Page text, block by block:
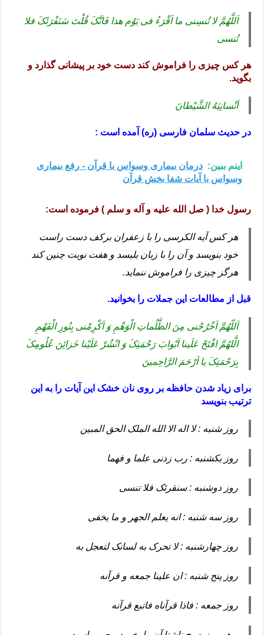
اَللَّهُمَّ لا تُنسِنی ما اَقْرَءُ فی یَوْم هذا فَانَّکَ قُلْتَ سَنَفْرَئَکَ فلا
تُنسی
هر کس چیزی را فراموش کند دست خود بر پیشانی گذارد و
بگوید.
اَنْسانِیَهُ الشَّیْطانَ
در حدیث سلمان فارسی (ره) آمده است :
اینم ببین: درمان بیماری وسواس با قرآن - رفع بیماری
وسواس با آیات شفا بخش قرآن
رسول خدا ( صل الله علیه و آله و سلم ) فرموده است:
هر کس آیه الکرسی را با زعفران برکف دست راست
خود بنویسد و آن را با زبان بلیسد و هفت نوبت چنین کند
هرگز چیزی را فراموش ننماید.
قبل از مطالعات این جملات را بخوانید.
اَللّهُمَّ اَخْرُجْنی مِنَ الظَّلُماتِ الْوَهْمِ وَ اَکْرِمْنی بِنُورِ الْفَهْمِ
الَّلهُمَّ افْتَحْ عَلَینا اَبْوابَ رَحْمَتِکَ وَ انْشُرْ عَلَیْنا خَزائِنَ عُلُومِکَ
بِرَحْمَتِکَ یا اَرْحَمَ الرَّاحِمینَ
برای زیاد شدن حافظه بر روی نان خشک این آیات را به این
ترتیب بنویسد
روز شنبه : لا اله الا الله الملک الحق المبین
روز یکشنبه : رب زدنی علما و فهما
روز دوشنبه : سنقرئک فلا تنسی
روز سه شنبه : انه یعلم الجهر و ما یخفی
روز چهارشنبه : لا تحرک به لسانک لتعجل به
روز پنج شنبه : ان علینا جمعه و قرآنه
روز جمعه : فاذا قرآناه فاتبع قرآنه